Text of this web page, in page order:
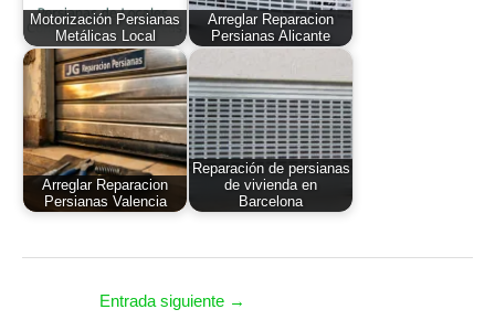
Motorización Persianas
Metálicas Local
Arreglar Reparacion
Persianas Alicante
Arreglar Reparacion
Persianas Valencia
Reparación de persianas
de vivienda en
Barcelona
Entrada siguiente →